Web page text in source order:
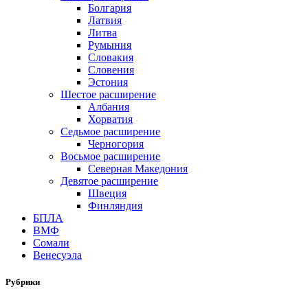
Болгария
Латвия
Литва
Румыния
Словакия
Словения
Эстония
Шестое расширение
Албания
Хорватия
Седьмое расширение
Черногория
Восьмое расширение
Северная Македония
Девятое расширение
Швеция
Финляндия
БПЛА
ВМФ
Сомали
Венесуэла
Рубрики